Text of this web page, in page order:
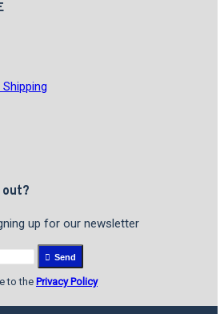
up for our newsletter
Send
to the Privacy Policy